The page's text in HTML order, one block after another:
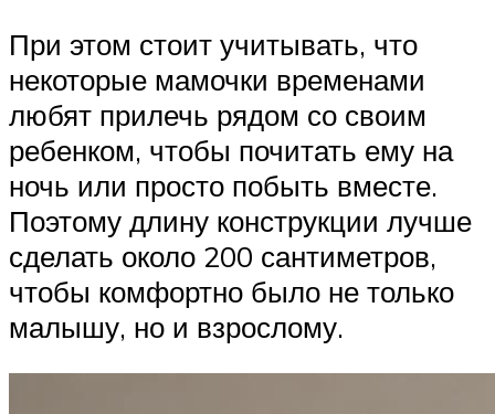
При этом стоит учитывать, что
некоторые мамочки временами
любят прилечь рядом со своим
ребенком, чтобы почитать ему на
ночь или просто побыть вместе.
Поэтому длину конструкции лучше
сделать около 200 сантиметров,
чтобы комфортно было не только
малышу, но и взрослому.